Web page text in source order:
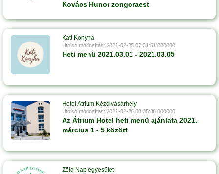
Kovács Hunor zongoraest
Kati Konyha
Utolsó módosítás: 2021-02-25 07:31:51.000000
Heti menü 2021.03.01 - 2021.03.05
Hotel Atrium Kézdivásárhely
Utolsó módosítás: 2021-02-26 08:35:36.000000
Az Átrium Hotel heti menü ajánlata 2021.
március 1 - 5 között
Zöld Nap egyesület